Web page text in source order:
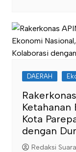
DAERAH
Ketahanan
Kota
dengan
Redaksi